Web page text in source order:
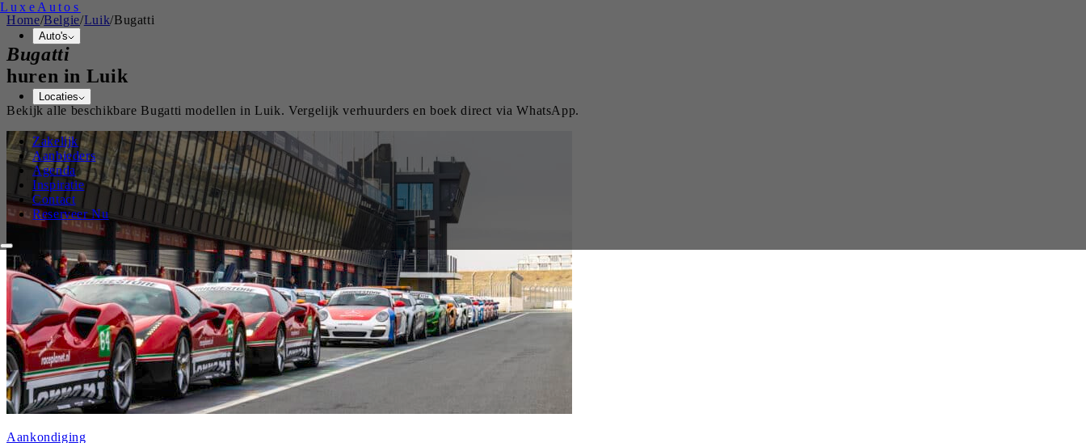
Luxe Autos
Auto's
Locaties
Zakelijk
Aanbieders
Agenda
Inspiratie
Contact
Reserveer Nu
Home/Belgie/Luik/Bugatti
Bugatti
huren in Luik
Bekijk alle beschikbareBugatti modellen inLuik. Vergelijk verhuurders en boek direct via WhatsApp.
Aankondiging